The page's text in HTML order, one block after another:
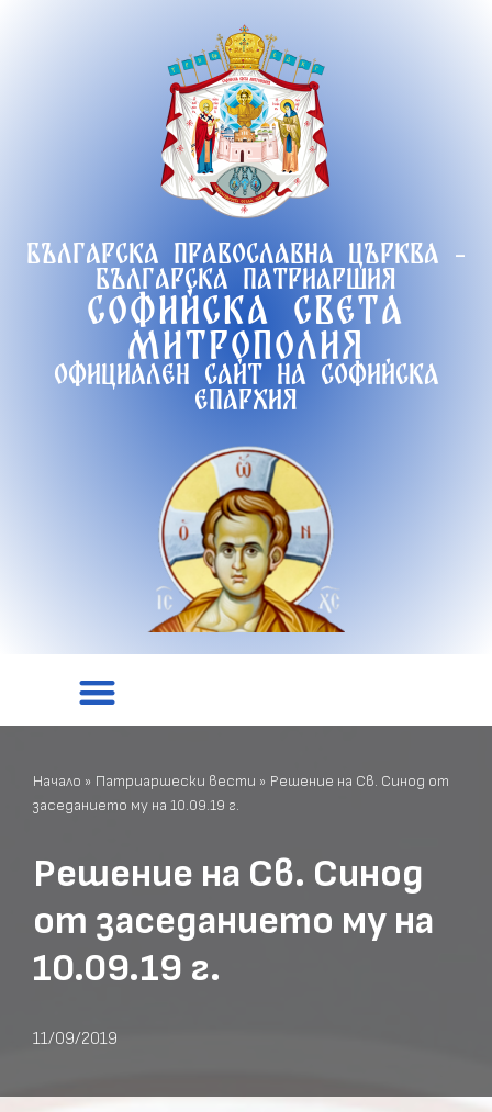
Българска православна църква -
Българска патриаршия
Софийска света
митрополия
Официален сайт на софийска
епархия
Начало » Патриаршески вести » Решение на Св. Синод от
заседанието му на 10.09.19 г.
Решение на Св. Синод
от заседанието му на
10.09.19 г.
11/09/2019